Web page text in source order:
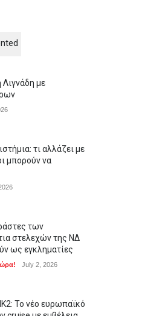
Λιγνάδη με
τι αλλάζει με
μπορούν να
των
στελεχών της ΝΔ
ως εγκληματίες
July 2, 2026
Το νέο ευρωπαϊκό